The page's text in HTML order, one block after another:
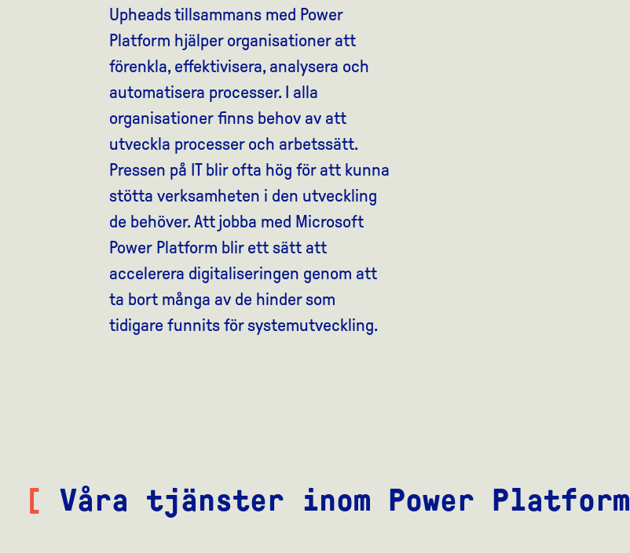
Upheads tillsammans med Power
Platform hjälper organisationer att
förenkla, effektivisera, analysera och
automatisera processer.
I alla
organisationer finns behov av att
utveckla processer och arbetssätt.
Pressen på IT blir ofta hög för att kunna
stötta verksamheten i den utveckling
de behöver. Att jobba med Microsoft
Power Platform blir ett sätt att
accelerera digitaliseringen genom att
ta bort många av de hinder som
tidigare funnits för systemutveckling.
[ Våra tjänster inom Power Platform